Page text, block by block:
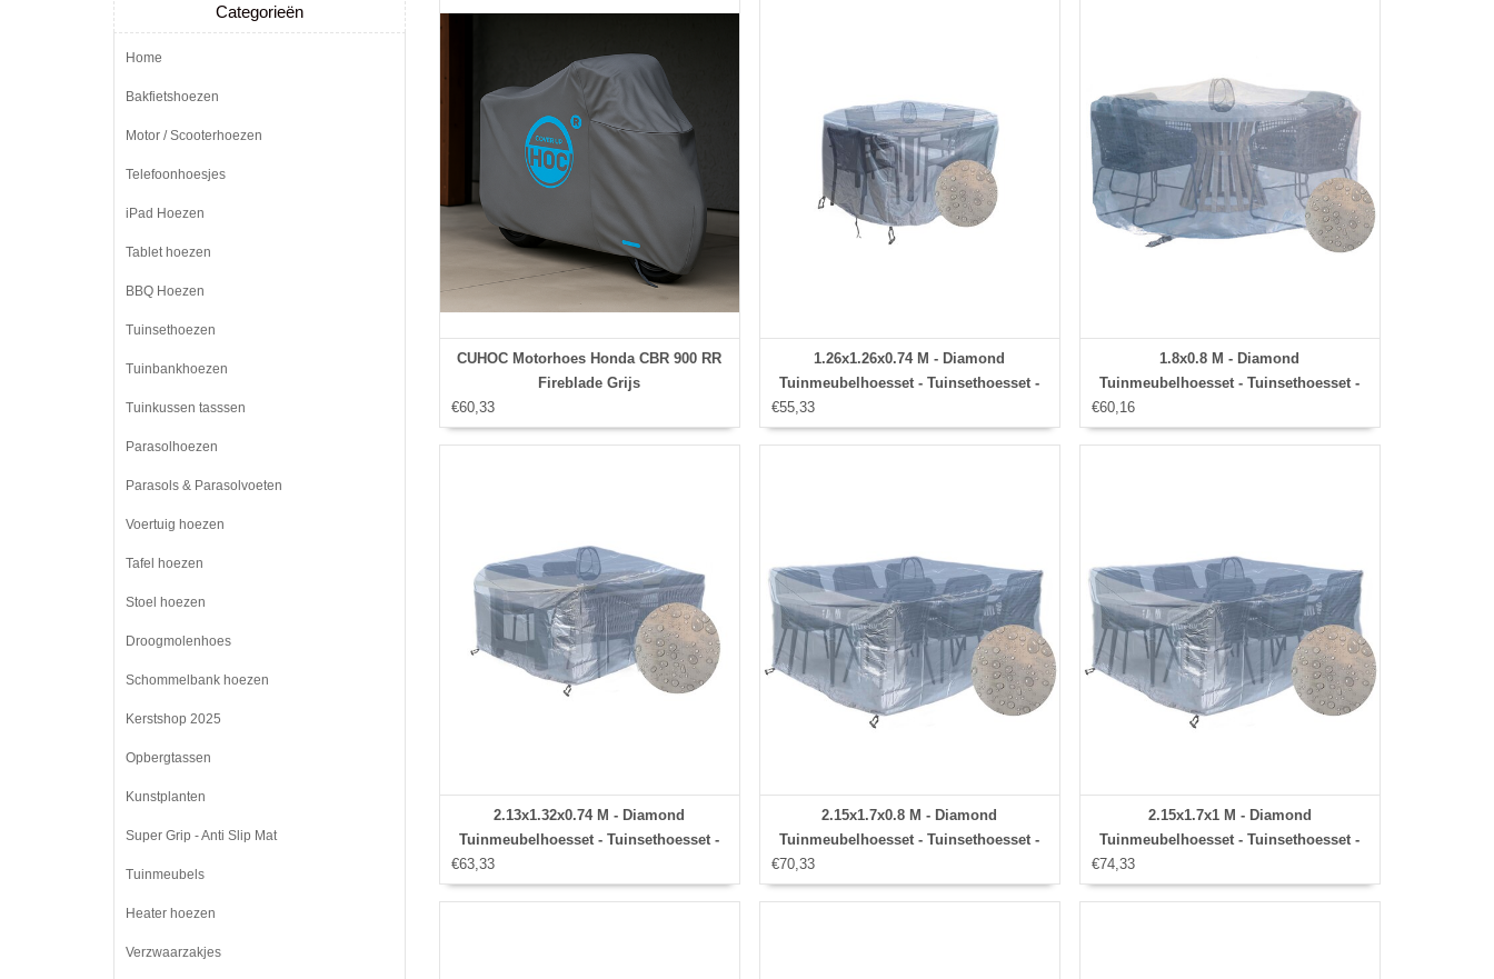
CUHOC Motorhoes Honda CBR 900 RR
Fireblade Grijs
€60,33
1.26x1.26x0.74 M - Diamond
Tuinmeubelhoesset - Tuinsethoesset -
stormbanden,aantrekkoord,antislip en
€55,33
1.8x0.8 M - Diamond
Tuinmeubelhoesset - Tuinsethoesset -
stormbanden,aantrekkoord,antislip en
€60,16
2.13x1.32x0.74 M - Diamond
Tuinmeubelhoesset - Tuinsethoesset -
stormbanden,aantrekkoord,antislip en
€63,33
2.15x1.7x0.8 M - Diamond
Tuinmeubelhoesset - Tuinsethoesset -
stormbanden,aantrekkoord,antislip en
€70,33
2.15x1.7x1 M - Diamond
Tuinmeubelhoesset - Tuinsethoesset -
stormbanden,aantrekkoord,antislip en
€74,33
Categorieën
Home
Bakfietshoezen
Motor / Scooterhoezen
Telefoonhoesjes
iPad Hoezen
Tablet hoezen
BBQ Hoezen
Tuinsethoezen
Tuinbankhoezen
Tuinkussen tasssen
Parasolhoezen
Parasols & Parasolvoeten
Voertuig hoezen
Tafel hoezen
Stoel hoezen
Droogmolenhoes
Schommelbank hoezen
Kerstshop 2025
Opbergtassen
Kunstplanten
Super Grip - Anti Slip Mat
Tuinmeubels
Heater hoezen
Verzwaarzakjes